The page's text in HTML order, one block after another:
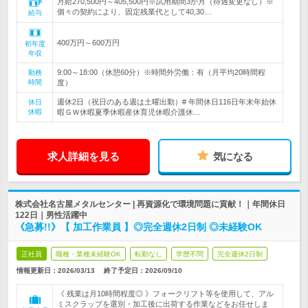
給与
個々の契約により、固定残業代として40,30…
初年度
年収
400万円～600万円
勤務
時間
9:00～18:00（休憩60分）※時間外労働：有（月平均20時間程
度）
休日
休暇
週休2日（祝日のある週は土曜出勤）# 年間休日116日年末年始休
暇ＧＷ休暇夏季休暇産休育児休暇介護休…
求人詳細を見る 気になる
株式会社名古屋メタルセンター | 再資源化で環境問題に貢献！｜年間休日
122日｜男性活躍中
《急募!!》【 加工作業員 】◎完全週休2日制 ◎未経験OK
正社員 職種・業種未経験OK 転勤なし 学歴不問 完全週休2日制
情報更新日：2026/03/13 終了予定日： 2026/09/10
《 残業は月10時間程度◎ 》フォークリフト等を使用して、アル
ミスクラップを選別・加工後に出荷する作業などをお任せしま